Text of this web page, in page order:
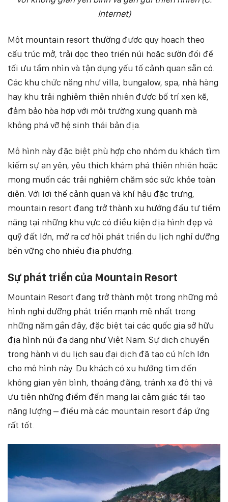
Internet)
Một mountain resort thường được quy hoạch theo
cấu trúc mở, trải dọc theo triền núi hoặc sườn đồi để
tối ưu tầm nhìn và tận dụng yếu tố cảnh quan sẵn có.
Các khu chức năng như villa, bungalow, spa, nhà hàng
hay khu trải nghiệm thiên nhiên được bố trí xen kẽ,
đảm bảo hòa hợp với môi trường xung quanh mà
không phá vỡ hệ sinh thái bản địa.
Mô hình này đặc biệt phù hợp cho nhóm du khách tìm
kiếm sự an yên, yêu thích khám phá thiên nhiên hoặc
mong muốn các trải nghiệm chăm sóc sức khỏe toàn
diện. Với lợi thế cảnh quan và khí hậu đặc trưng,
mountain resort đang trở thành xu hướng đầu tư tiềm
năng tại những khu vực có điều kiện địa hình đẹp và
quỹ đất lớn, mở ra cơ hội phát triển du lịch nghỉ dưỡng
bền vững cho nhiều địa phương.
Sự phát triển của Mountain Resort
Mountain Resort đang trở thành một trong những mô
hình nghỉ dưỡng phát triển mạnh mẽ nhất trong
những năm gần đây, đặc biệt tại các quốc gia sở hữu
địa hình núi đa dạng như Việt Nam. Sự dịch chuyển
trong hành vi du lịch sau đại dịch đã tạo cú hích lớn
cho mô hình này. Du khách có xu hướng tìm đến
không gian yên bình, thoáng đãng, tránh xa đô thị và
ưu tiên những điểm đến mang lại cảm giác tái tạo
năng lượng – điều mà các mountain resort đáp ứng
rất tốt.